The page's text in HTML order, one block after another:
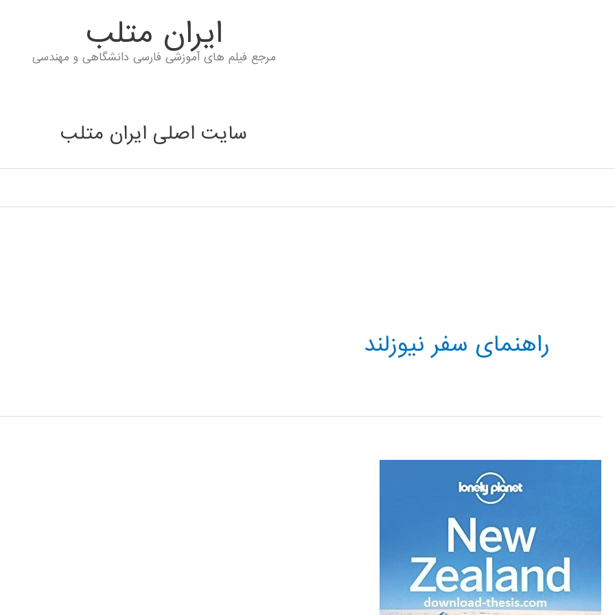
ايران متلب
مرجع فیلم های آموزشی فارسی دانشگاهی و مهندسی
سایت اصلی ایران متلب
راهنمای سفر نیوزلند